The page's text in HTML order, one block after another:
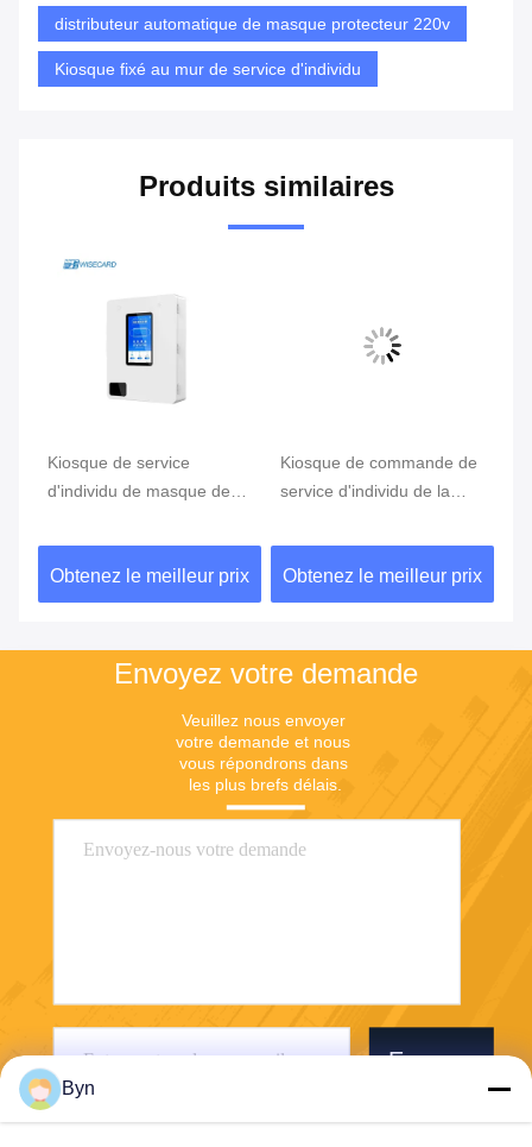
distributeur automatique de masque protecteur 220v
Kiosque fixé au mur de service d'individu
Produits similaires
Kiosque de service
d'individu de masque de
automatique fixé au mur
Obtenez le meilleur prix
Kiosque de commande de
service d'individu de la
visages 300cd/m2
Obtenez le meilleur prix
Envoyez votre demande
Veuillez nous envoyer
votre demande et nous
vous répondrons dans
les plus brefs délais.
Envoyer
Byn